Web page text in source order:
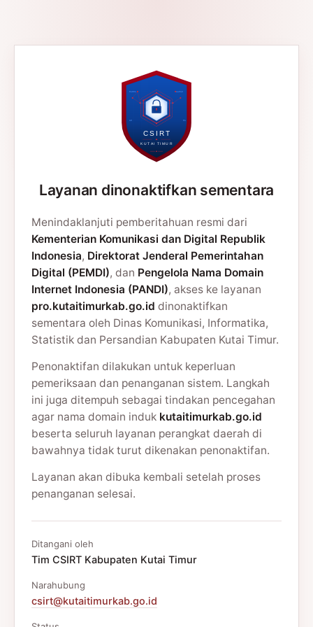
Layanan dinonaktifkan sementara
Menindaklanjuti pemberitahuan resmi dari
Kementerian Komunikasi dan Digital Republik
Indonesia, Direktorat Jenderal Pemerintahan
Digital (PEMDI), dan Pengelola Nama Domain
Internet Indonesia (PANDI), akses ke layanan
pro.kutaitimurkab.go.id dinonaktifkan
sementara oleh Dinas Komunikasi, Informatika,
Statistik dan Persandian Kabupaten Kutai Timur.
Penonaktifan dilakukan untuk keperluan
pemeriksaan dan penanganan sistem. Langkah
ini juga ditempuh sebagai tindakan pencegahan
agar nama domain induk kutaitimurkab.go.id
beserta seluruh layanan perangkat daerah di
bawahnya tidak turut dikenakan penonaktifan.
Layanan akan dibuka kembali setelah proses
penanganan selesai.
Ditangani oleh
Tim CSIRT Kabupaten Kutai Timur
Narahubung
csirt@kutaitimurkab.go.id